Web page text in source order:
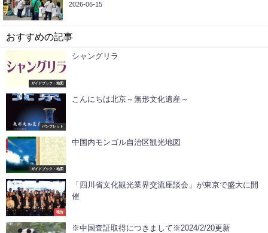
2026-06-15
おすすめの記事
ガイドブック・地図
シャングリラ
パンフレット
こんにちは北京～無形文化遺産～
ガイドブック・地図
中国内モンゴル自治区観光地図
報告
「四川省文化観光業界交流座談会」が東京で盛大に開
催
※中国査証取得につきまして※2024/2/20更新